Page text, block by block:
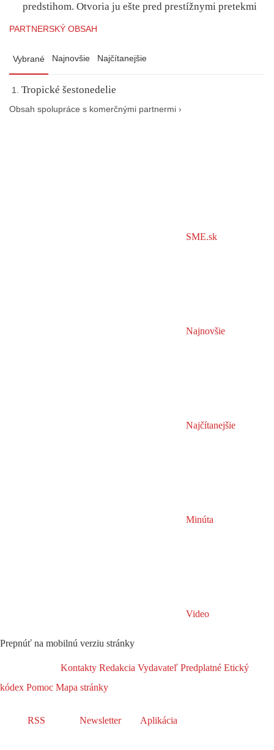
predstihom. Otvoria ju ešte pred prestížnymi pretekmi
PARTNERSKÝ OBSAH
Vybrané Najnovšie Najčítanejšie
Tropické šestonedelie
Obsah spolupráce s komerčnými partnermi ›
SME.sk
Najnovšie
Najčítanejšie
Minúta
Video
Prepnúť na mobilnú verziu stránky
Kontakty Redakcia Vydavateľ Predplatné Etický
kódex Pomoc Mapa stránky
RSS Newsletter Aplikácia